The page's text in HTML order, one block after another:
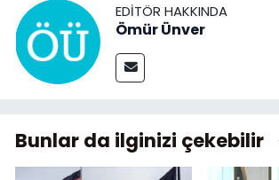
EDITÖR HAKKINDA
Ömür Ünver
Bunlar da ilginizi çekebilir